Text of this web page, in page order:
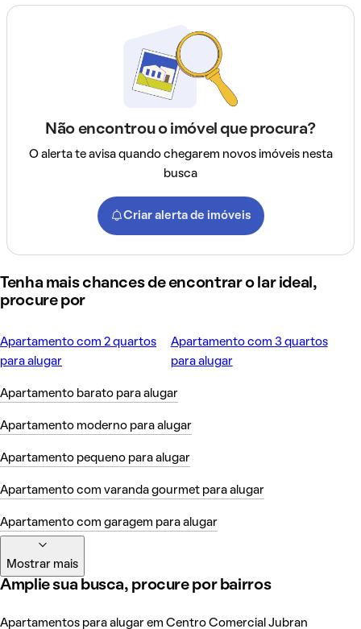
Não encontrou o imóvel que procura?
O alerta te avisa quando chegarem novos imóveis nesta
busca
Criar alerta de imóveis
Tenha mais chances de encontrar o lar ideal,
procure por
Apartamento com 2 quartos
para alugar
Apartamento com 3 quartos
para alugar
Apartamento barato para alugar
Apartamento moderno para alugar
Apartamento pequeno para alugar
Apartamento com varanda gourmet para alugar
Apartamento com garagem para alugar
Mostrar mais
Amplie sua busca, procure por bairros
Apartamentos para alugar em Centro Comercial Jubran